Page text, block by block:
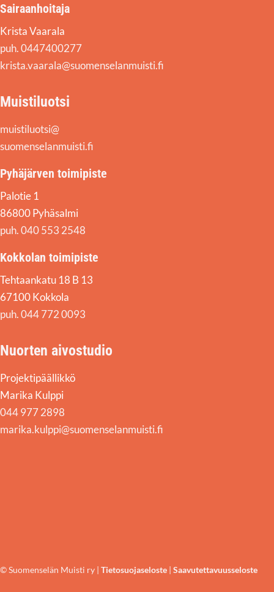
Sairaanhoitaja
Krista Vaarala
puh. 0447400277
krista.vaarala@suomenselanmuisti.fi
Muistiluotsi
muistiluotsi@
suomenselanmuisti.fi
Pyhäjärven toimipiste
Palotie 1
86800 Pyhäsalmi
puh. 040 553 2548
Kokkolan toimipiste
Tehtaankatu 18 B 13
67100 Kokkola
puh. 044 772 0093
Nuorten aivostudio
Projektipäällikkö
Marika Kulppi
044 977 2898
marika.kulppi@suomenselanmuisti.fi
© Suomenselän Muisti ry | Tietosuojaseloste | Saavutettavuusseloste